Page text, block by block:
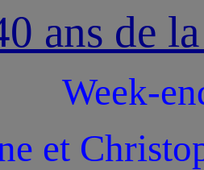
ans de
Week-
et